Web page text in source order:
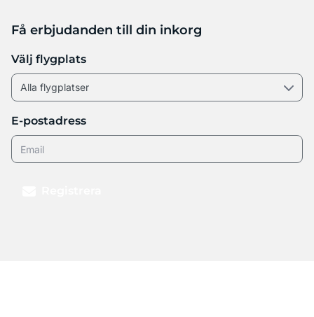
Få erbjudanden till din inkorg
Välj flygplats
E-postadress